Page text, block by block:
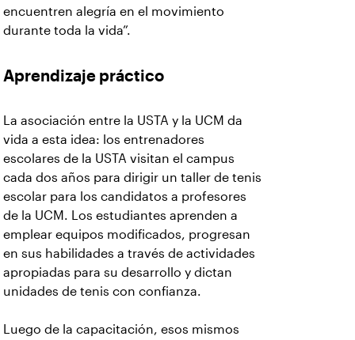
encuentren alegría en el movimiento
durante toda la vida”.
Aprendizaje práctico
La asociación entre la USTA y la UCM da
vida a esta idea: los entrenadores
escolares de la USTA visitan el campus
cada dos años para dirigir un taller de tenis
escolar para los candidatos a profesores
de la UCM. Los estudiantes aprenden a
emplear equipos modificados, progresan
en sus habilidades a través de actividades
apropiadas para su desarrollo y dictan
unidades de tenis con confianza.
Luego de la capacitación, esos mismos